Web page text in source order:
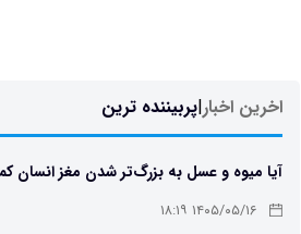
اخرین اخبار|پربیننده ترین
آیا میوه و عسل به بزرگ‌تر شدن مغز انسان
۱۴۰۵/۰۵/۱۶ ۱۸:۱۹